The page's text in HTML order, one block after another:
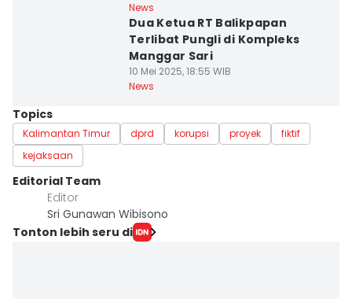
News
Dua Ketua RT Balikpapan
Terlibat Pungli di Kompleks
Manggar Sari
10 Mei 2025, 18:55 WIB
News
Topics
Kalimantan Timur dprd korupsi proyek
fiktif
kejaksaan
Editorial Team
Editor
Sri Gunawan Wibisono
Tonton lebih seru di